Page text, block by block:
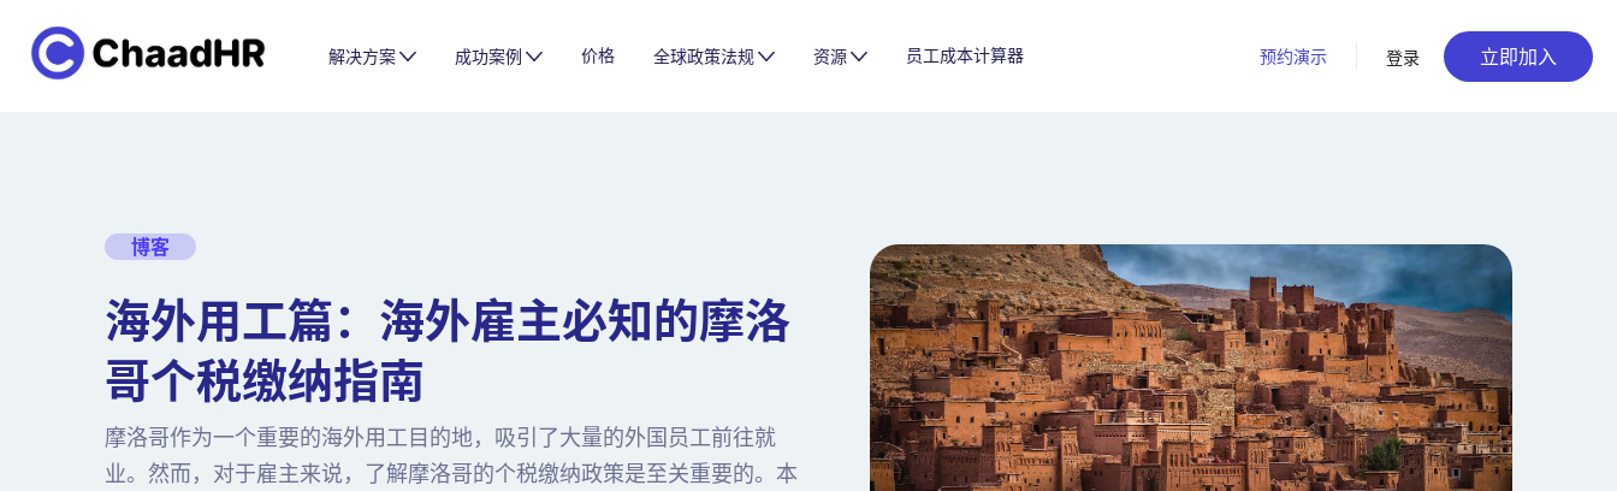
解决方案 成功案例 价格 全球政策法规 资源 员工成本计算器 预约演示 登录 立即加入
博客
海外用工篇：海外雇主必知的摩洛
哥个税缴纳指南
摩洛哥作为一个重要的海外用工目的地，吸引了大量的外国员工前往就
业。然而，对于雇主来说，了解摩洛哥的个税缴纳政策是至关重要的。本